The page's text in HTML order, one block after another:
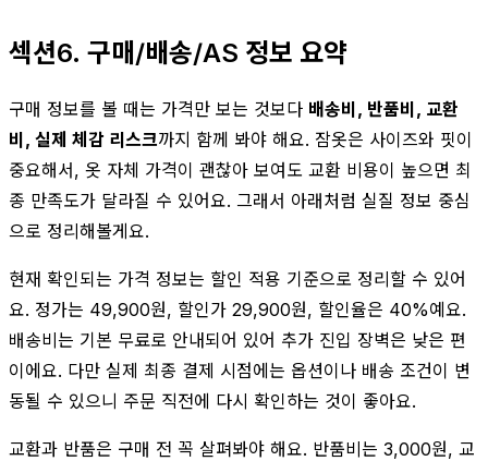
섹션6. 구매/배송/AS 정보 요약
구매 정보를 볼 때는 가격만 보는 것보다 배송비, 반품비, 교환
비, 실제 체감 리스크까지 함께 봐야 해요. 잠옷은 사이즈와 핏이
중요해서, 옷 자체 가격이 괜찮아 보여도 교환 비용이 높으면 최
종 만족도가 달라질 수 있어요. 그래서 아래처럼 실질 정보 중심
으로 정리해볼게요.
현재 확인되는 가격 정보는 할인 적용 기준으로 정리할 수 있어
요. 정가는 49,900원, 할인가 29,900원, 할인율은 40%예요.
배송비는 기본 무료로 안내되어 있어 추가 진입 장벽은 낮은 편
이에요. 다만 실제 최종 결제 시점에는 옵션이나 배송 조건이 변
동될 수 있으니 주문 직전에 다시 확인하는 것이 좋아요.
교환과 반품은 구매 전 꼭 살펴봐야 해요. 반품비는 3,000원, 교